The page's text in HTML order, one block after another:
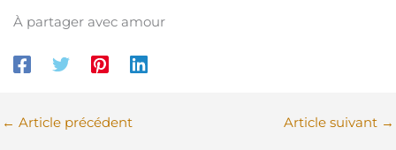
À partager avec amour
← Article précédent Article suivant →